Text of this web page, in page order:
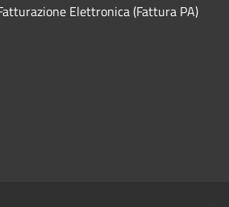
Elettronica (Fattura PA)